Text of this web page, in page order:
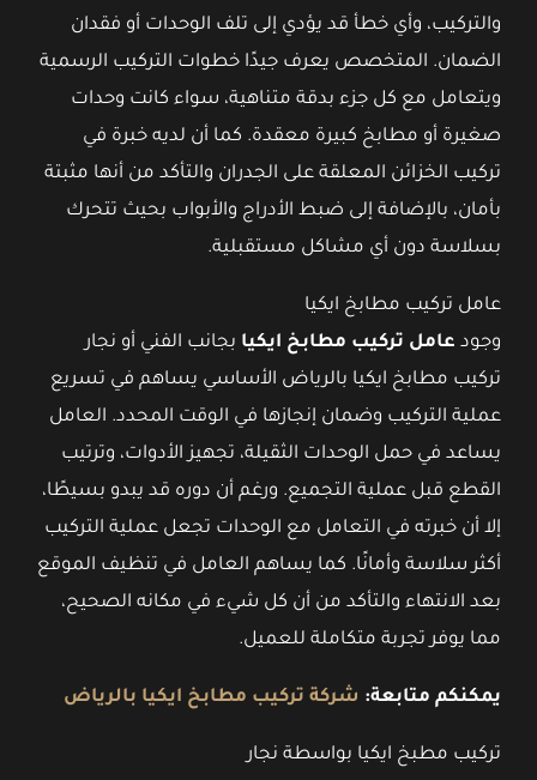
والتركيب، وأي خطأ قد يؤدي إلى تلف الوحدات أو فقدان
الضمان. المتخصص يعرف جيدًا خطوات التركيب الرسمية
ويتعامل مع كل جزء بدقة متناهية، سواء كانت وحدات
صغيرة أو مطابخ كبيرة معقدة. كما أن لديه خبرة في
تركيب الخزائن المعلقة على الجدران والتأكد من أنها مثبتة
بأمان، بالإضافة إلى ضبط الأدراج والأبواب بحيث تتحرك
بسلاسة دون أي مشاكل مستقبلية.
عامل تركيب مطابخ ايكيا
وجود عامل تركيب مطابخ ايكيا بجانب الفني أو نجار
تركيب مطابخ ايكيا بالرياض الأساسي يساهم في تسريع
عملية التركيب وضمان إنجازها في الوقت المحدد. العامل
يساعد في حمل الوحدات الثقيلة، تجهيز الأدوات، وترتيب
القطع قبل عملية التجميع. ورغم أن دوره قد يبدو بسيطًا،
إلا أن خبرته في التعامل مع الوحدات تجعل عملية التركيب
أكثر سلاسة وأمانًا. كما يساهم العامل في تنظيف الموقع
بعد الانتهاء والتأكد من أن كل شيء في مكانه الصحيح،
مما يوفر تجربة متكاملة للعميل.
يمكنكم متابعة: شركة تركيب مطابخ ايكيا بالرياض
تركيب مطبخ ايكيا بواسطة نجار